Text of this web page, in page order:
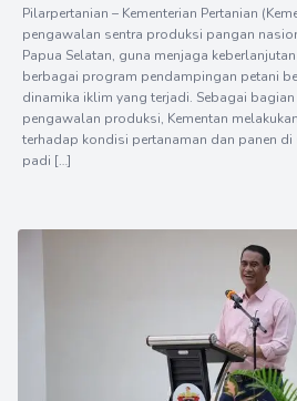
Pilarpertanian – Kementerian Pertanian
pengawalan sentra produksi pangan
Papua Selatan, guna menjaga
berbagai program pendampingan petani
dinamika iklim yang terjadi. Sebagai
pengawalan produksi, Kementan
terhadap kondisi pertanaman dan panen
padi […]